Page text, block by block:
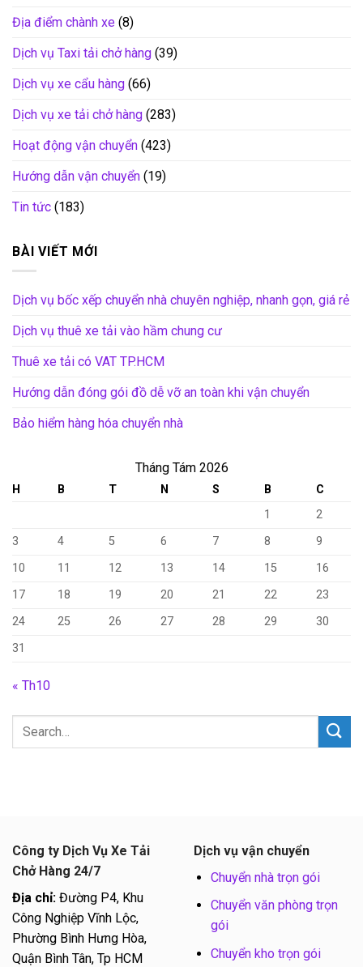
Địa điểm chành xe (8)
Dịch vụ Taxi tải chở hàng (39)
Dịch vụ xe cẩu hàng (66)
Dịch vụ xe tải chở hàng (283)
Hoạt động vận chuyển (423)
Hướng dẫn vận chuyển (19)
Tin tức (183)
BÀI VIẾT MỚI
Dịch vụ bốc xếp chuyển nhà chuyên nghiệp, nhanh gọn, giá rẻ
Dịch vụ thuê xe tải vào hầm chung cư
Thuê xe tải có VAT TP.HCM
Hướng dẫn đóng gói đồ dễ vỡ an toàn khi vận chuyển
Bảo hiểm hàng hóa chuyển nhà
Tháng Tám 2026
H B T N S B
C
1
2
3
4 5 6 7 8
9
10
11 12 13 14 15
16
17
18 19 20 21 22
23
24
25 26 27 28 29
30
31
« Th10
Công ty Dịch Vụ Xe Tải
Chở Hàng 24/7
Địa chỉ: Đường P4, Khu
Công Nghiệp Vĩnh Lộc,
Phường Bình Hưng Hòa,
Quận Bình Tân, Tp HCM
Dịch vụ vận chuyển
Chuyển nhà trọn gói
Chuyển văn phòng trọn
gói
Chuyển kho trọn gói